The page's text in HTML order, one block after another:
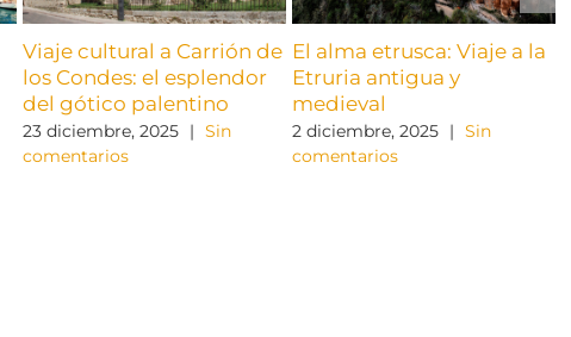
Viaje cultural a Carrión de
los Condes: el esplendor
del gótico palentino
23 diciembre, 2025 | Sin
comentarios
El alma etrusca: Viaje a la
Etruria antigua y
medieval
2 diciembre, 2025 | Sin
comentarios